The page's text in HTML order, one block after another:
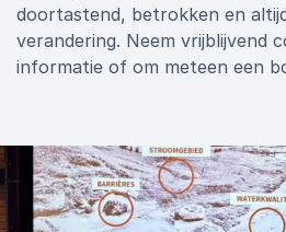
doortastend, betrokken en
verandering. Neem vrijblijvend
informatie of om meteen een